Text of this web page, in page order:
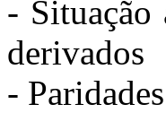
- Situação
derivados
-